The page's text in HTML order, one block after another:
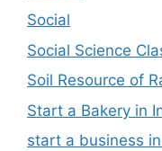
Social
Social Science
Soil Resource of
Start a Bakery in
start a business